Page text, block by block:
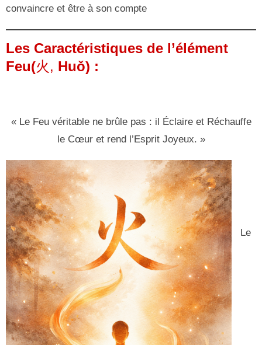
convaincre et être à son compte
Les Caractéristiques de l’élément
Feu(火, Huǒ) :
« Le Feu véritable ne brûle pas : il Éclaire et Réchauffe
le Cœur et rend l’Esprit Joyeux. »
Le